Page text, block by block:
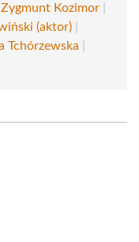
Zygmunt Kozimor
(aktor)
Tchórzewska